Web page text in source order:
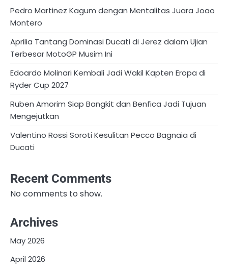
Pedro Martinez Kagum dengan Mentalitas Juara Joao
Montero
Aprilia Tantang Dominasi Ducati di Jerez dalam Ujian
Terbesar MotoGP Musim Ini
Edoardo Molinari Kembali Jadi Wakil Kapten Eropa di
Ryder Cup 2027
Ruben Amorim Siap Bangkit dan Benfica Jadi Tujuan
Mengejutkan
Valentino Rossi Soroti Kesulitan Pecco Bagnaia di
Ducati
Recent Comments
No comments to show.
Archives
May 2026
April 2026